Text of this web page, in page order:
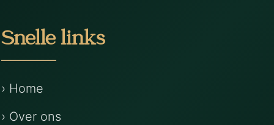
Snelle links
› Home
› Over ons